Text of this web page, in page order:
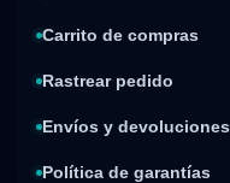
Carrito de compras
Rastrear pedido
Envíos y devoluciones
Política de garantías